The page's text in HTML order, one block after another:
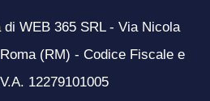
WEB 365 SRL - Via Nicola
(RM) - Codice Fiscale e
12279101005